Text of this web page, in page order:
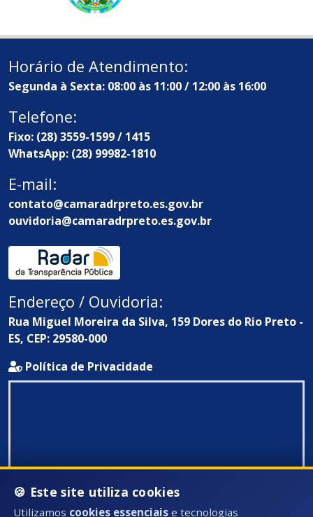
Horário de Atendimento:
Segunda à Sexta: 08:00 às 11:00 / 12:00 às 16:00
Telefone:
Fixo: (28) 3559-1599 / 1415
WhatsApp: (28) 99982-1810
E-mail:
contato@camaradrpreto.es.gov.br
ouvidoria@camaradrpreto.es.gov.br
Endereço / Ouvidoria:
Rua Miguel Moreira da Silva, 159 Dores do Rio Preto -
ES, CEP: 29580-000
Política de Privacidade
🍪 Este site utiliza cookies
Utilizamos cookies essenciais e tecnologias